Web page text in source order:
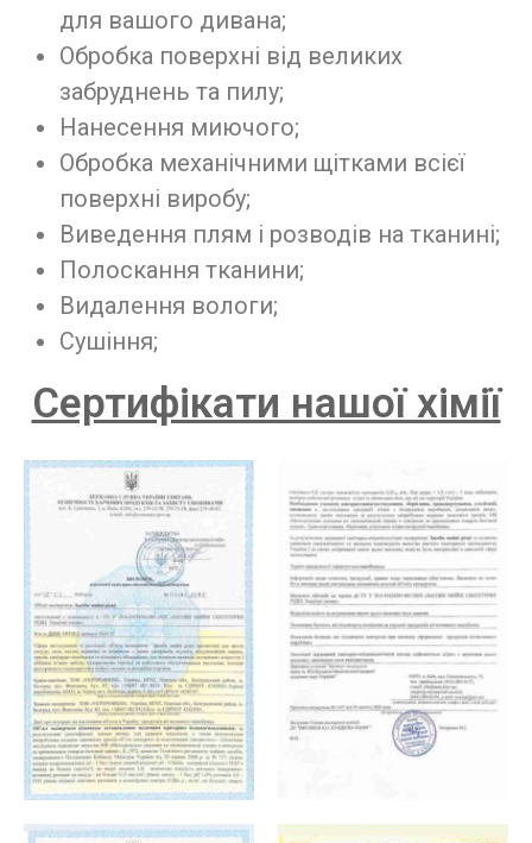
для вашого дивана;
Обробка поверхні від великих
забруднень та пилу;
Нанесення миючого;
Обробка механічними щітками всієї
поверхні виробу;
Виведення плям і розводів на тканині;
Полоскання тканини;
Видалення вологи;
Сушіння;
Сертифікати нашої хімії